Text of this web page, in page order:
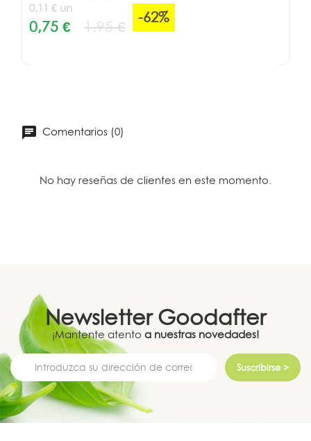
0,11 € un
0,75 € 1,95 €
-62%
Comentarios (0)
No hay reseñas de clientes en este momento.
Newsletter Goodafter
¡Mantente atento a nuestras novedades!
Suscribirse >